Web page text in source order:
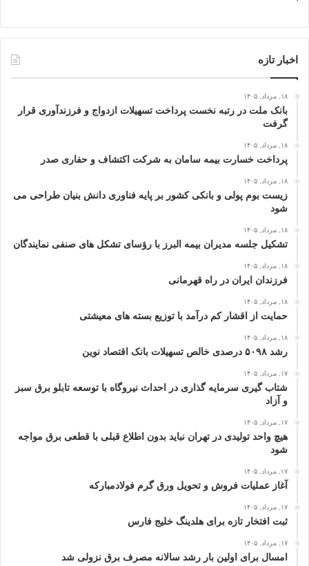
اخبار تازه
۱۸, مرداد, ۱۴۰۵
بانک ملت در رتبه نخست پرداخت تسهیلات ازدواج و فرزندآوری قرار
گرفت
۱۸, مرداد, ۱۴۰۵
پرداخت خسارت بیمه سامان به شرکت اکتشاف و حفاری صدر
۱۸, مرداد, ۱۴۰۵
زیست بوم پولی و بانکی کشور بر پایه فناوری دانش بنیان طراحی می
شود
۱۸, مرداد, ۱۴۰۵
تشکیل جلسه مدیران بیمه البرز با رؤسای تشکل های صنفی نمایندگان
۱۸, مرداد, ۱۴۰۵
فرزندان ایران در راه قهرمانی
۱۸, مرداد, ۱۴۰۵
حمایت از اقشار کم‌ درآمد با توزیع بسته‌ های معیشتی
۱۸, مرداد, ۱۴۰۵
رشد ۵۰۹۸ درصدی خالص تسهیلات بانک اقتصاد نوین
۱۷, مرداد, ۱۴۰۵
شتاب گیری سرمایه گذاری در احداث نیروگاه با توسعه تابلو برق سبز
و آزاد
۱۷, مرداد, ۱۴۰۵
هیچ واحد تولیدی در تهران نباید بدون اطلاع قبلی با قطعی برق مواجه
شود
۱۷, مرداد, ۱۴۰۵
آغاز عملیات فروش و تحویل ورق گرم فولادمبارکه
۱۷, مرداد, ۱۴۰۵
ثبت افتخار تازه برای هلدینگ خلیج‌ فارس
۱۷, مرداد, ۱۴۰۵
امسال برای اولین بار رشد سالانه مصرف برق نزولی شد